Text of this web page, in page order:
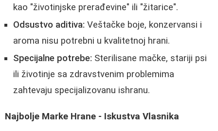
kao "životinjske prerađevine" ili "žitarice".
Odsustvo aditiva: Veštačke boje, konzervansi i
aroma nisu potrebni u kvalitetnoj hrani.
Specijalne potrebe: Sterilisane mačke, stariji psi
ili životinje sa zdravstvenim problemima
zahtevaju specijalizovanu ishranu.
Najbolje Marke Hrane - Iskustva Vlasnika